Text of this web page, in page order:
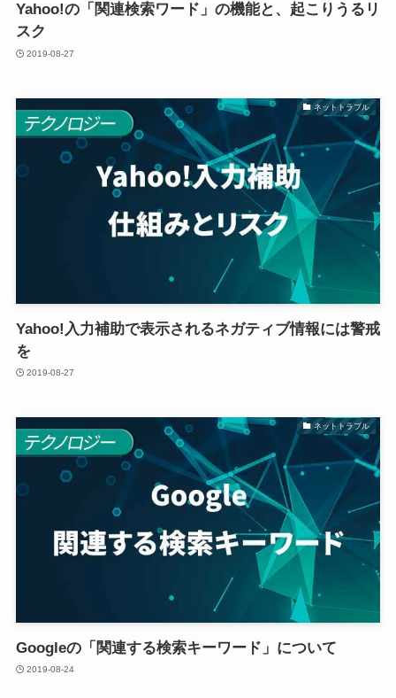
Yahoo!の「関連検索ワード」の機能と、起こりうるリ
スク
2019-08-27
ネットトラブル
Yahoo!入力補助で表示されるネガティブ情報には警戒
を
2019-08-27
ネットトラブル
Googleの「関連する検索キーワード」について
2019-08-24